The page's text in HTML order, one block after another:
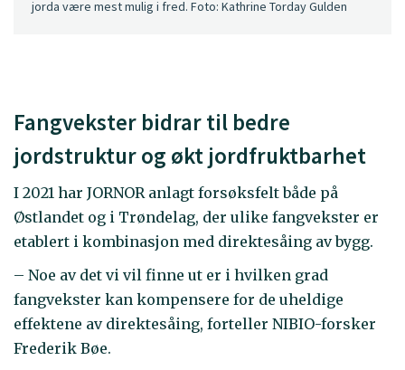
jorda være mest mulig i fred. Foto: Kathrine Torday Gulden
Fangvekster bidrar til bedre
jordstruktur og økt jordfruktbarhet
I 2021 har JORNOR anlagt forsøksfelt både på
Østlandet og i Trøndelag, der ulike fangvekster er
etablert i kombinasjon med direktesåing av bygg.
– Noe av det vi vil finne ut er i hvilken grad
fangvekster kan kompensere for de uheldige
effektene av direktesåing, forteller NIBIO-forsker
Frederik Bøe.